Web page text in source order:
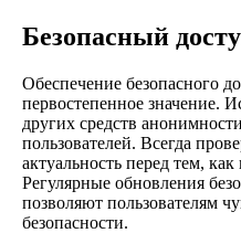
Безопасный
Обеспечение безопасного
первостепенное значение.
других средств
пользователей. Всегда
актуальность перед тем,
Регулярные обновления
позволяют пользователям
безопасности.